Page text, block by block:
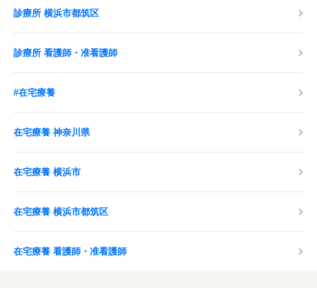
診療所 横浜市都筑区
診療所 看護師・准看護師
#在宅療養
在宅療養 神奈川県
在宅療養 横浜市
在宅療養 横浜市都筑区
在宅療養 看護師・准看護師